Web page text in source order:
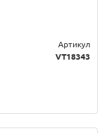
Артикул
VT18343